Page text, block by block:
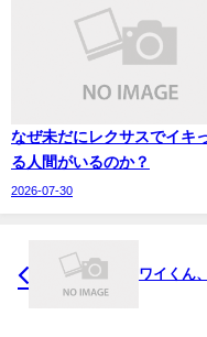
なぜ未だにレクサスでイキ
る人間がいるのか？
2026-07-30
ワイくん